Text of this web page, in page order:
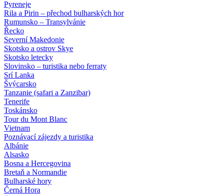
Pyreneje
Rila a Pirin – přechod bulharských hor
Rumunsko – Transylvánie
Řecko
Severní Makedonie
Skotsko a ostrov Skye
Skotsko letecky
Slovinsko – turistika nebo ferraty
Srí Lanka
Švýcarsko
Tanzanie (safari a Zanzibar)
Tenerife
Toskánsko
Tour du Mont Blanc
Vietnam
Poznávací zájezdy a turistika
Albánie
Alsasko
Bosna a Hercegovina
Bretaň a Normandie
Bulharské hory
Černá Hora